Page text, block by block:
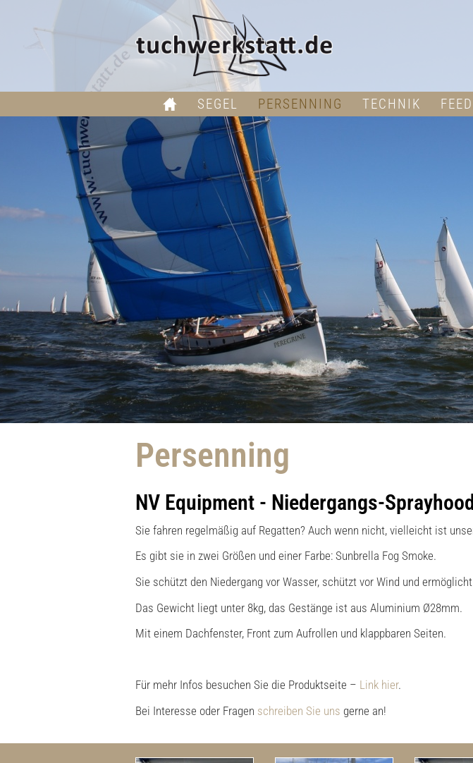
SEGEL PERSENNING TECHNIK
Persenning
NV Equipment - Niedergangs-Sprayhood
Sie fahren regelmäßig auf Regatten? Auch wenn nicht, vielleicht ist
Es gibt sie in zwei Größen und einer Farbe: Sunbrella Fog Smoke.
Sie schützt den Niedergang vor Wasser, schützt vor Wind und
Das Gewicht liegt unter 8kg, das Gestänge ist aus Aluminium Ø28mm.
Mit einem Dachfenster, Front zum Aufrollen und klappbaren Seiten.
Für mehr Infos besuchen Sie die Produktseite – Link hier.
Bei Interesse oder Fragen schreiben Sie uns gerne an!